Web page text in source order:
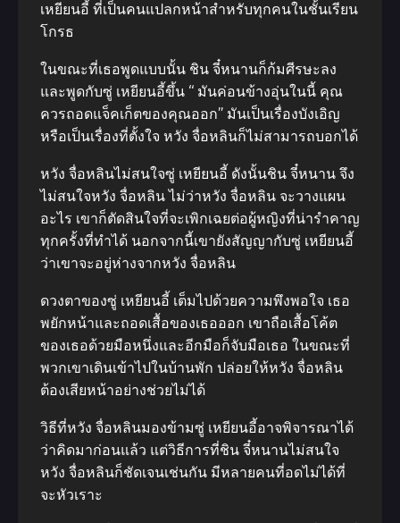
เหยียนอี้ ที่เป็นคนแปลกหน้าสำหรับทุกคนในชั้นเรียน
โกรธ
ในขณะที่เธอพูดแบบนั้น ชิน จี๋หนานก็ก้มศีรษะลง
และพูดกับซู่ เหยียนอี้ขึ้น “ มันค่อนข้างอุ่นในนี้ คุณ
ควรถอดแจ็คเก็ตของคุณออก” มันเป็นเรื่องบังเอิญ
หรือเป็นเรื่องที่ตั้งใจ หวัง จื่อหลินก็ไม่สามารถบอกได้
หวัง จื่อหลินไม่สนใจซู่ เหยียนอี้ ดังนั้นชิน จี๋หนาน จึง
ไม่สนใจหวัง จื่อหลิน ไม่ว่าหวัง จื่อหลิน จะวางแผน
อะไร เขาก็ตัดสินใจที่จะเพิกเฉยต่อผู้หญิงที่น่ารำคาญ
ทุกครั้งที่ทำได้ นอกจากนี้เขายังสัญญากับซู่ เหยียนอี้
ว่าเขาจะอยู่ห่างจากหวัง จื่อหลิน
ดวงตาของซู่ เหยียนอี้ เต็มไปด้วยความพึงพอใจ เธอ
พยักหน้าและถอดเสื้อของเธอออก เขาถือเสื้อโค้ต
ของเธอด้วยมือหนึ่งและอีกมือก็จับมือเธอ ในขณะที่
พวกเขาเดินเข้าไปในบ้านพัก ปล่อยให้หวัง จื่อหลิน
ต้องเสียหน้าอย่างช่วยไม่ได้
วิธีที่หวัง จื่อหลินมองข้ามซู่ เหยียนอี้อาจพิจารณาได้
ว่าคิดมาก่อนแล้ว แต่วิธีการที่ชิน จี๋หนานไม่สนใจ
หวัง จื่อหลินก็ชัดเจนเช่นกัน มีหลายคนที่อดไม่ได้ที่
จะหัวเราะ